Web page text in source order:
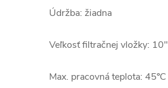
Údržba: žiadna
Veľkosť filtračnej vložky: 10"
Max. pracovná teplota: 45ºC